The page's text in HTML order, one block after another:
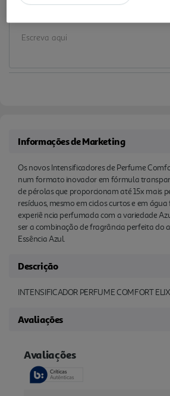
Informações de Marketing
Os novos Intensificadores de Perfume
num formato inovador em fórmula
de pérolas que proporcionam até 15x mais
resíduos, mesmo em ciclos curtos e em água
experiê ncia perfumada com a variedade
ser a combinação de fragrância perfeita do
Essência Azul.
Descrição
INTENSIFICADOR PERFUME COMFORT
Avaliações